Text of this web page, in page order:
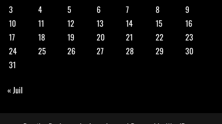
3
4 5 6 7 8
9
10
11 12 13 14 15
16
17
18 19 20 21 22
23
24
25 26 27 28 29
30
31
« Juil